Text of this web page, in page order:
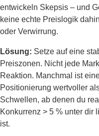
entwickeln Skepsis – und
keine echte Preislogik
oder Verwirrung.
Lösung: Setze auf eine
Preiszonen. Nicht jede
Reaktion. Manchmal ist
Positionierung wertvoller
Schwellen, ab denen du
Konkurrenz > 5 % unter dir
ist.